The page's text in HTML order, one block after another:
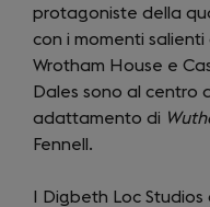
protagoniste della
con i momenti
Wrotham House e
Dales sono al centro
adattamento di
Fennell.
I Digbeth Loc Studios